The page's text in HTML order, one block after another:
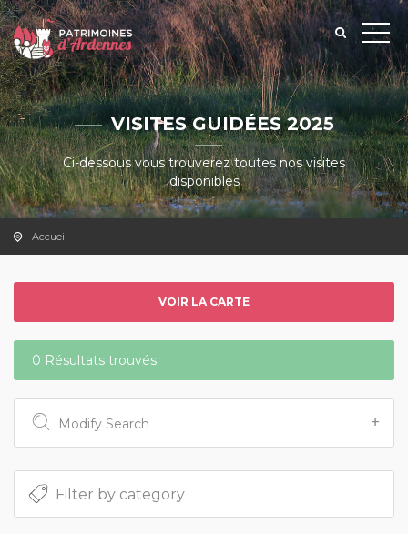
VISITES GUIDÉES 2025
Ci-dessous vous trouverez toutes nos visites
disponibles
Accueil
VOIR LA CARTE
0 Résultats trouvés
Modify Search